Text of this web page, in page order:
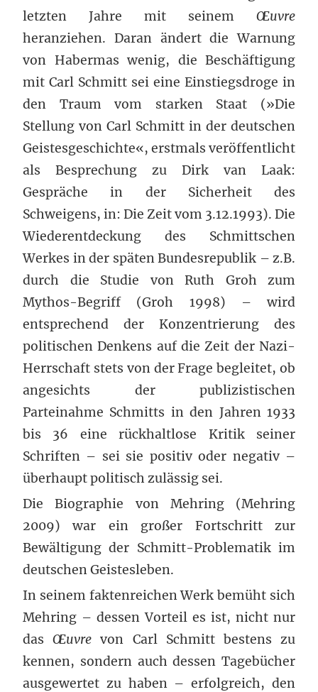
letzten Jahre mit seinem Œuvre
heranziehen. Daran ändert die Warnung
von Habermas wenig, die Beschäftigung
mit Carl Schmitt sei eine Einstiegsdroge in
den Traum vom starken Staat (»Die
Stellung von Carl Schmitt in der deutschen
Geistesgeschichte«, erstmals veröffentlicht
als Besprechung zu Dirk van Laak:
Gespräche in der Sicherheit des
Schweigens, in: Die Zeit vom 3.12.1993). Die
Wiederentdeckung des Schmittschen
Werkes in der späten Bundesrepublik – z.B.
durch die Studie von Ruth Groh zum
Mythos-Begriff (Groh 1998) – wird
entsprechend der Konzentrierung des
politischen Denkens auf die Zeit der Nazi-
Herrschaft stets von der Frage begleitet, ob
angesichts der publizistischen
Parteinahme Schmitts in den Jahren 1933
bis 36 eine rückhaltlose Kritik seiner
Schriften – sei sie positiv oder negativ –
überhaupt politisch zulässig sei.
Die Biographie von Mehring (Mehring
2009) war ein großer Fortschritt zur
Bewältigung der Schmitt-Problematik im
deutschen Geistesleben.
In seinem faktenreichen Werk bemüht sich
Mehring – dessen Vorteil es ist, nicht nur
dasŒuvrevon Carl Schmitt bestens zu
kennen, sondern auch dessen Tagebücher
ausgewertet zu haben – erfolgreich, den